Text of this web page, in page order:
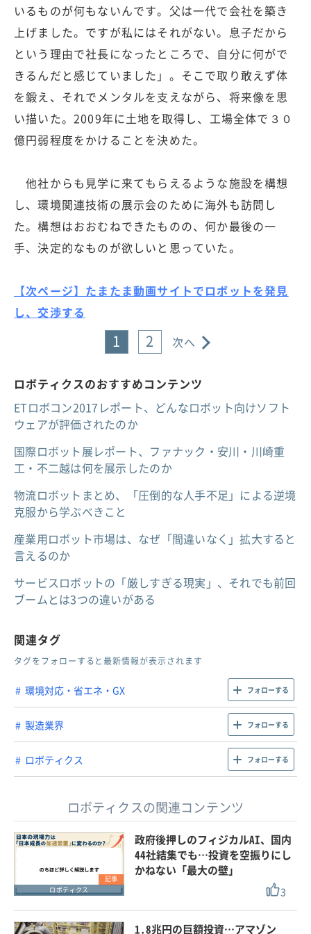
いるものが何もないんです。父は一代で会社を築き
上げました。ですが私にはそれがない。息子だから
という理由で社長になったところで、自分に何がで
きるんだと感じていました」。そこで取り敢えず体
を鍛え、それでメンタルを支えながら、将来像を思
い描いた。2009年に土地を取得し、工場全体で３０
億円弱程度をかけることを決めた。
他社からも見学に来てもらえるような施設を構想
し、環境関連技術の展示会のために海外も訪問し
た。構想はおおむねできたものの、何か最後の一
手、決定的なものが欲しいと思っていた。
【次ページ】たまたま動画サイトでロボットを発見
し、交渉する
1 2 次へ
ロボティクスのおすすめコンテンツ
ETロボコン2017レポート、どんなロボット向けソフト
ウェアが評価されたのか
国際ロボット展レポート、ファナック・安川・川崎重
工・不二越は何を展示したのか
物流ロボットまとめ、「圧倒的な人手不足」による逆境
克服から学ぶべきこと
産業用ロボット市場は、なぜ「間違いなく」拡大すると
言えるのか
サービスロボットの「厳しすぎる現実」、それでも前回
ブームとは3つの違いがある
関連タグ
タグをフォローすると最新情報が表示されます
環境対応・省エネ・GX フォローする
製造業界 フォローする
ロボティクス フォローする
ロボティクスの関連コンテンツ
記事
ロボティクス
政府後押しのフィジカルAI、国内
44社結集でも…投資を空振りにし
かねない「最大の壁」
3
1.8兆円の巨額投資…アマゾン